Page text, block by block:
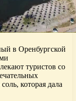
в Оренбургской
туристов со
которая дала